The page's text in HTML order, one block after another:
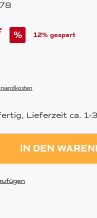
% 12% gespart
Lieferzeit ca. 1-
Gib den
IN DEN